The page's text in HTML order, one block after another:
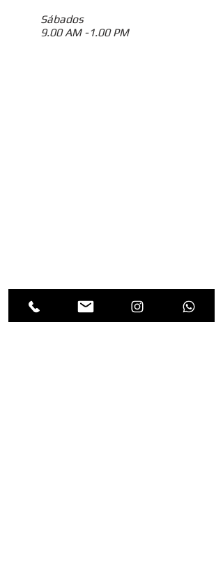
Sábados
9.00 AM -1.00 PM